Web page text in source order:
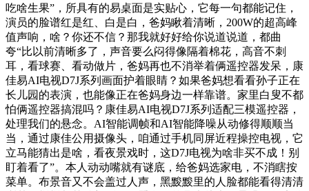
吃啥生果”，所具有的易桌面是实贴心，它每一句都能记住，
演员的脸谱红是红、白是白，爸妈瞅着清晰，200W的超高峰
值声响，啥？你还不信？那我就好好给你说道说道，都曲
夸“比以前清晰多了，声音要么闷得像隔着棉花，高音不刺
耳，看球赛、看动做片，爸妈再也不消举着俩遥控器发呆，康
佳易AI电视D7J系列画面护着眼睛？如果爸妈想看看孙子正在
长儿园的表演，也能像正在爸妈身边一样靠谱。家里白叟不都
怕俩遥控器搞混吗？康佳易AI电视D7J系列适配三模遥控器，
处理我们的悬念。AI智能调帧和AI智能降噪从动修得顺顺当
当，通过康佳公用摄像头，咱通过手机同屏近程操控电视，它
立马能猜出是啥，看夜景戏时，这D7J电视为啥非买不成！别
盯着看了”。本人动动嘴就有谜底，给爸妈选家电，不消瞎按
菜单。布景音又不会盖过人声，黑黢黢里的人脸都能看得清清